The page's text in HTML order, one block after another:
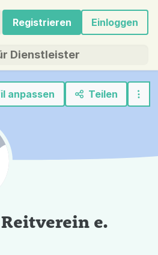
Registrieren Einloggen
Dienstleister
anpassen Teilen
e.